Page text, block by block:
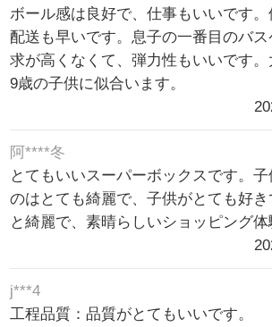
ボール感は良好で、仕事もいいです。
配送も早いです。息子の一番目のバ
求が高くなくて、弾力性もいいです
9歳の子供に似合います。
阿****冬
とてもいいスーパーボックスです。
のはとても綺麗で、子供がとても好
と綺麗で、素晴らしいショッピング体
j***4
工程品質：品質がとてもいいです。